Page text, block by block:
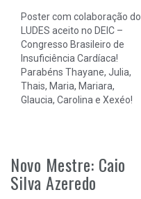
Poster com colaboração do
LUDES aceito no DEIC –
Congresso Brasileiro de
Insuficiência Cardíaca!
Parabéns Thayane, Julia,
Thais, Maria, Mariara,
Glaucia, Carolina e Xexéo!
Novo Mestre: Caio
Silva Azeredo